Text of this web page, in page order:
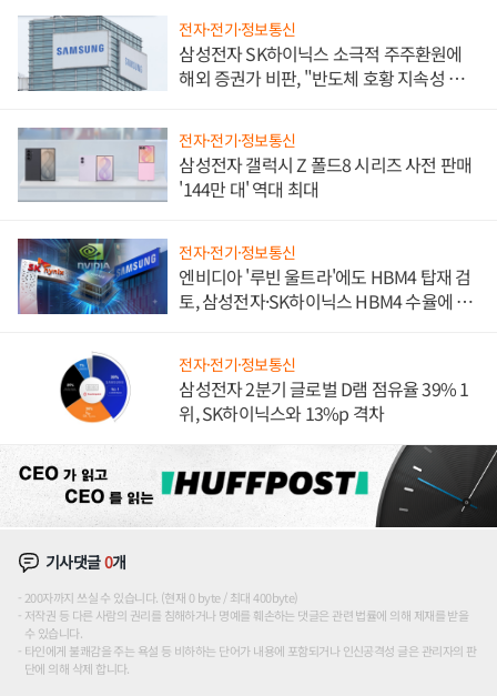
전자·전기·정보통신
삼성전자 SK하이닉스 소극적 주주환원에
해외 증권가 비판, "반도체 호황 지속성 의
전자·전기·정보통신
삼성전자 갤럭시 Z 폴드8 시리즈 사전 판매
'144만 대' 역대 최대
전자·전기·정보통신
엔비디아 '루빈 울트라'에도 HBM4 탑재 검
토, 삼성전자·SK하이닉스 HBM4 수율에 주
전자·전기·정보통신
삼성전자 2분기 글로벌 D램 점유율 39% 1
위, SK하이닉스와 13%p 격차
기사댓글0개
200자까지 쓰실 수 있습니다. (현재 0 byte / 최대 400byte)
저작권 등 다른 사람의 권리를 침해하거나 명예를 훼손하는 댓글은 관련 법률에 의해 제재를 받을
수 있습니다.
타인에게 불쾌감을 주는 욕설 등 비하하는 단어가 내용에 포함되거나 인신공격성 글은 관리자의 판
단에 의해 삭제 합니다.